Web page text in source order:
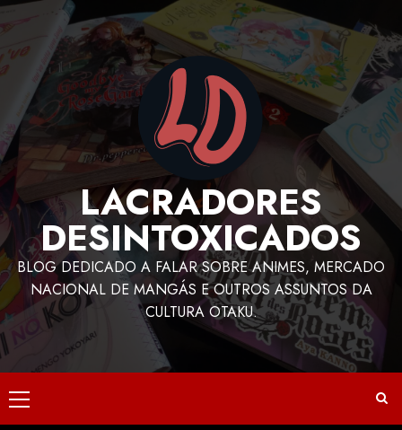
LACRADORES
DESINTOXICADOS
BLOG DEDICADO A FALAR SOBRE ANIMES, MERCADO
NACIONAL DE MANGÁS E OUTROS ASSUNTOS DA
CULTURA OTAKU.